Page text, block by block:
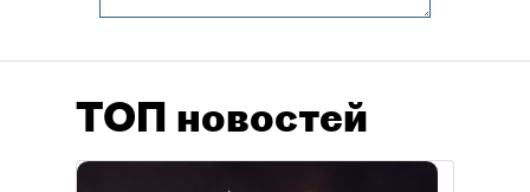
ТОП новостей